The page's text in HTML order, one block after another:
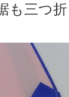
も三つ